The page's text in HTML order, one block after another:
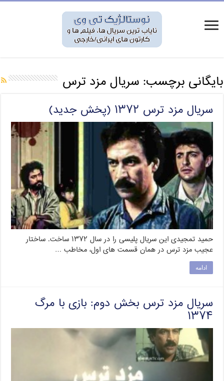
بایگانی برچسب:سریال مزد ترس
سریال مزد ترس ۱۳۷۲ (پخش جدید)
حمید تمجیدی این سریال پلیسی را در سال ۱۳۷۲ ساخت. ساختار
عجیب مزد ترس در همان قسمت های اول، مخاطب …
ادامه
سریال مزد ترس بخش دوم: بازی با مرگ
۱۳۷۴